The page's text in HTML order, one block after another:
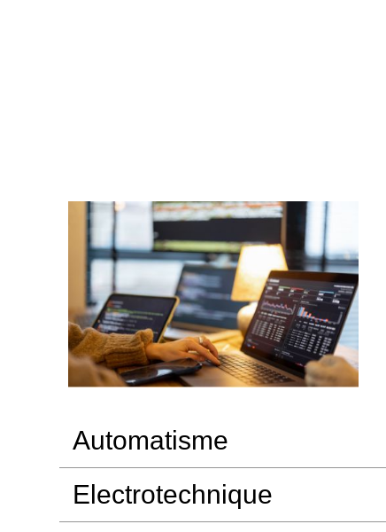
Automatisme
Electrotechnique ​